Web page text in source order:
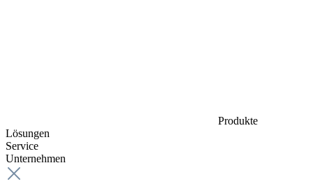
Produkte
Lösungen
Service
Unternehmen